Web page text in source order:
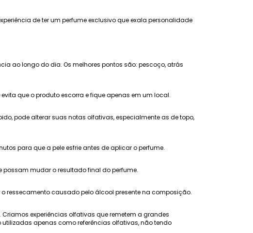
de ter um perfume exclusivo que exala personalidade
ao longo do dia. Os melhores pontos são: pescoço, atrás
que o produto escorra e fique apenas em um local.
pode alterar suas notas olfativas, especialmente as de topo,
para que a pele esfrie antes de aplicar o perfume.
possam mudar o resultado final do perfume.
ressecamento causado pelo álcool presente na composição.
experiências olfativas que remetem a grandes
apenas como referências olfativas, não tendo